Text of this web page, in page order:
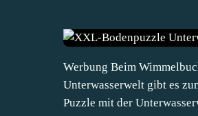
Werbung Beim
Unterwasserwelt gibt es
Puzzle mit der